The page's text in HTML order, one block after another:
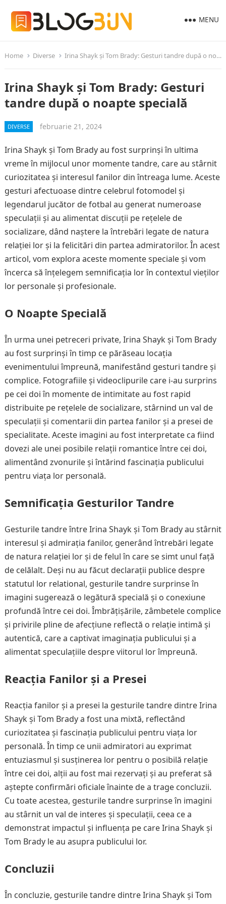
MENU
Home Diverse Irina Shayk și Tom Brady: Gesturi tandre după o noapte specială
Irina Shayk și Tom Brady: Gesturi
tandre după o noapte specială
DIVERSE februarie 21, 2024
Irina Shayk și Tom Brady au fost surprinși în ultima
vreme în mijlocul unor momente tandre, care au stârnit
curiozitatea și interesul fanilor din întreaga lume. Aceste
gesturi afectuoase dintre celebrul fotomodel și
legendarul jucător de fotbal au generat numeroase
speculații și au alimentat discuții pe rețelele de
socializare, dând naștere la întrebări legate de natura
relației lor și la felicitări din partea admiratorilor. În acest
articol, vom explora aceste momente speciale și vom
încerca să înțelegem semnificația lor în contextul vieților
lor personale și profesionale.
O Noapte Specială
În urma unei petreceri private, Irina Shayk și Tom Brady
au fost surprinși în timp ce părăseau locația
evenimentului împreună, manifestând gesturi tandre și
complice. Fotografiile și videoclipurile care i-au surprins
pe cei doi în momente de intimitate au fost rapid
distribuite pe rețelele de socializare, stârnind un val de
speculații și comentarii din partea fanilor și a presei de
specialitate. Aceste imagini au fost interpretate ca fiind
dovezi ale unei posibile relații romantice între cei doi,
alimentând zvonurile și întărind fascinația publicului
pentru viața lor personală.
Semnificația Gesturilor Tandre
Gesturile tandre între Irina Shayk și Tom Brady au stârnit
interesul și admirația fanilor, generând întrebări legate
de natura relației lor și de felul în care se simt unul față
de celălalt. Deși nu au făcut declarații publice despre
statutul lor relational, gesturile tandre surprinse în
imagini sugerează o legătură specială și o conexiune
profundă între cei doi. Îmbrățișările, zâmbetele complice
și privirile pline de afecțiune reflectă o relație intimă și
autentică, care a captivat imaginația publicului și a
alimentat speculațiile despre viitorul lor împreună.
Reacția Fanilor și a Presei
Reacția fanilor și a presei la gesturile tandre dintre Irina
Shayk și Tom Brady a fost una mixtă, reflectând
curiozitatea și fascinația publicului pentru viața lor
personală. În timp ce unii admiratori au exprimat
entuziasmul și susținerea lor pentru o posibilă relație
între cei doi, alții au fost mai rezervați și au preferat să
aștepte confirmări oficiale înainte de a trage concluzii.
Cu toate acestea, gesturile tandre surprinse în imagini
au stârnit un val de interes și speculații, ceea ce a
demonstrat impactul și influența pe care Irina Shayk și
Tom Brady le au asupra publicului lor.
Concluzii
În concluzie, gesturile tandre dintre Irina Shayk și Tom